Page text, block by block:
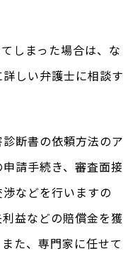
しまった場合は、な
しい弁護士に相談す
断書の依頼方法のア
請手続き、審査面接
などを行いますの
益などの賠償金を獲
た、専門家に任せて